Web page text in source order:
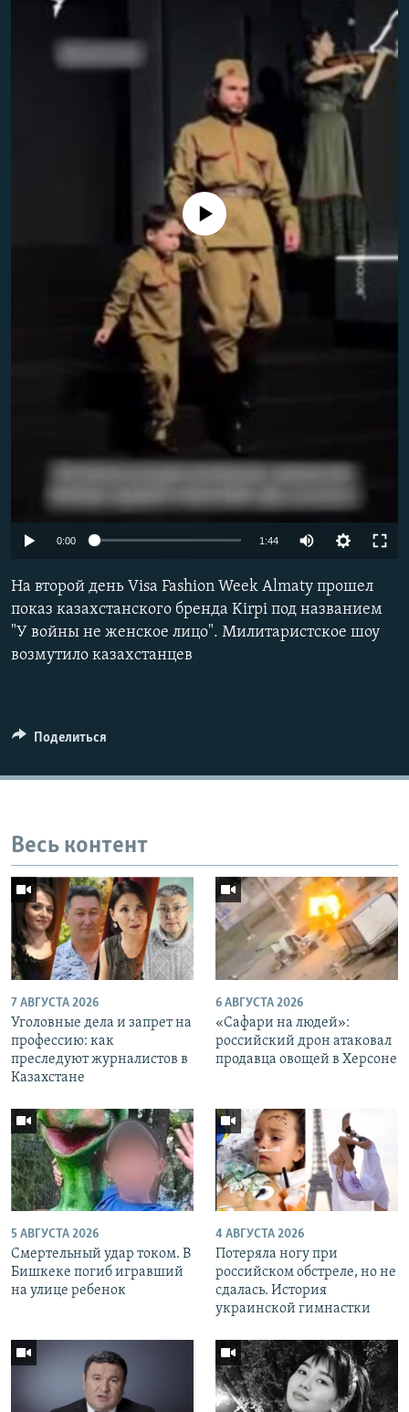
Auto 240p 360p 480p
720p 1080p
No media source currently available
0:00 1:44
480p
На второй день Visa Fashion Week Almaty прошел
показ казахстанского бренда Kirpi под названием
"У войны не женское лицо". Милитаристское шоу
возмутило казахстанцев
Поделиться
Весь контент
7 АВГУСТА 2026
Уголовные дела и запрет на
профессию: как
преследуют журналистов в
Казахстане
6 АВГУСТА 2026
«Cафари на людей»:
российский дрон атаковал
продавца овощей в Херсоне
5 АВГУСТА 2026
Смертельный удар током. В
Бишкеке погиб игравший
на улице ребенок
4 АВГУСТА 2026
Потеряла ногу при
российском обстреле, но не
сдалась. История
украинской гимнастки